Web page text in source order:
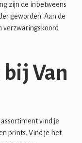
zijn de inbetweens
geworden. Aan de
verzwaringskoord
Van
vind je
prints. Vind je het